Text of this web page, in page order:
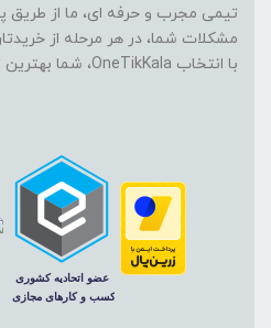
تیمی مجرب و حرفه ای، ما از طریق
مشکلات شما، در هر مرحله از
با انتخاب OneTikKala، شما بهترین تجربه خرید را خواهید داشت.